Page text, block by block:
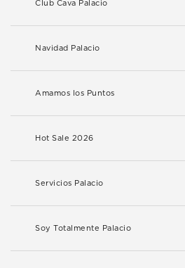
Club Cava Palacio
Navidad Palacio
Amamos los Puntos
Hot Sale 2026
Servicios Palacio
Soy Totalmente Palacio